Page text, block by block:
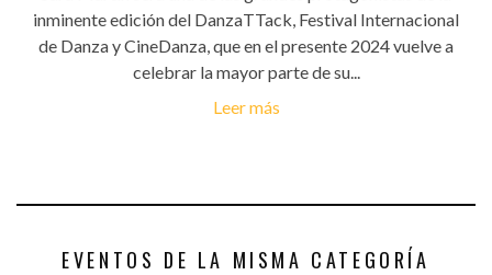
inminente edición del DanzaTTack, Festival Internacional
de Danza y CineDanza, que en el presente 2024 vuelve a
celebrar la mayor parte de su...
Leer más
EVENTOS DE LA MISMA CATEGORÍA